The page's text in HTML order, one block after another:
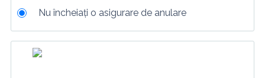
Nu încheiați o asigurare de anulare